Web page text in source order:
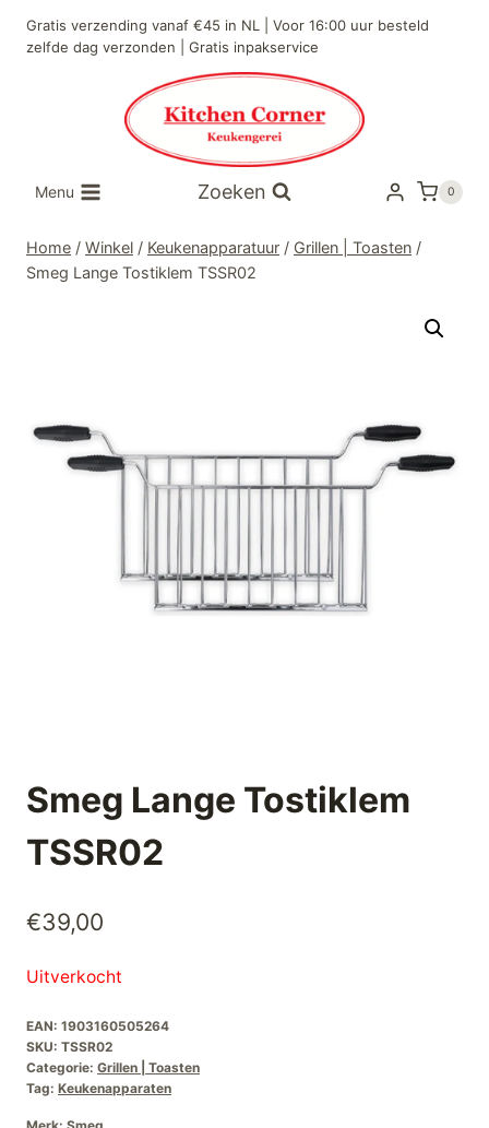
naar
Gratis verzending vanaf €45 in NL | Voor 16:00 uur besteld
zelfde dag verzonden | Gratis inpakservice
Menu Zoeken 0
Home / Winkel / Keukenapparatuur / Grillen | Toasten /
Smeg Lange Tostiklem TSSR02
Smeg Lange Tostiklem
TSSR02
€39,00
Uitverkocht
EAN: 1903160505264
SKU: TSSR02
Categorie: Grillen | Toasten
Tag: Keukenapparaten